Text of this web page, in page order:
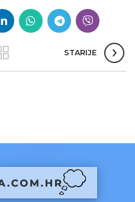
STARIJE